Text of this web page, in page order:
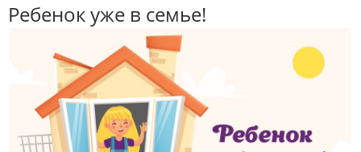
Ребенок уже в семье!